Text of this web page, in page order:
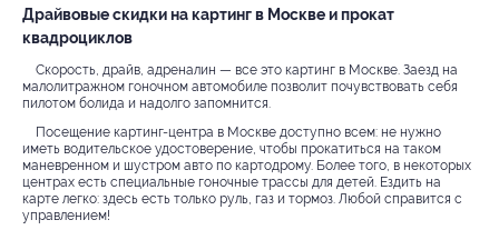
Драйвовые скидки на картинг в Москве и прокат
квадроциклов
Скорость, драйв, адреналин — все это картинг в Москве. Заезд на
малолитражном гоночном автомобиле позволит почувствовать себя
пилотом болида и надолго запомнится.
Посещение картинг-центра в Москве доступно всем: не нужно
иметь водительское удостоверение, чтобы прокатиться на таком
маневренном и шустром авто по картодрому. Более того, в некоторых
центрах есть специальные гоночные трассы для детей. Ездить на
карте легко: здесь есть только руль, газ и тормоз. Любой справится с
управлением!